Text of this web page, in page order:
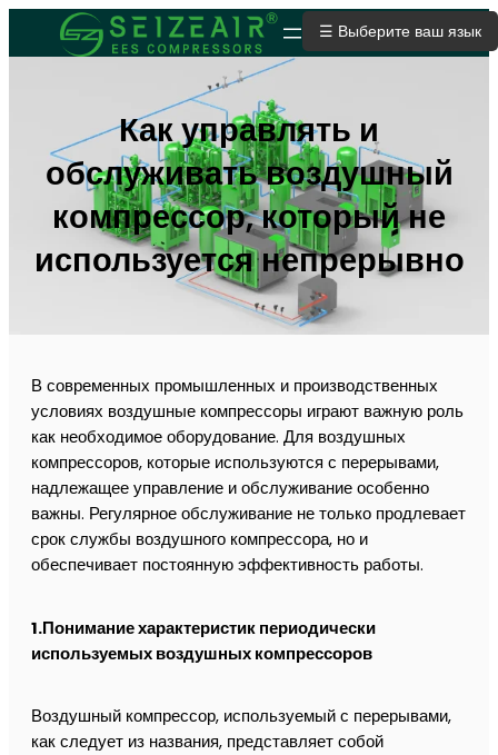
ОТПРАВИТЬ ЗАЯВКУ
☰ Выберите ваш язык
Как управлять и
обслуживать воздушный
компрессор, который не
используется непрерывно
В современных промышленных и производственных
условиях воздушные компрессоры играют важную роль
как необходимое оборудование. Для воздушных
компрессоров, которые используются с перерывами,
надлежащее управление и обслуживание особенно
важны. Регулярное обслуживание не только продлевает
срок службы воздушного компрессора, но и
обеспечивает постоянную эффективность работы.
1.Понимание характеристик периодически
используемых воздушных компрессоров
Воздушный компрессор, используемый с перерывами,
как следует из названия, представляет собой